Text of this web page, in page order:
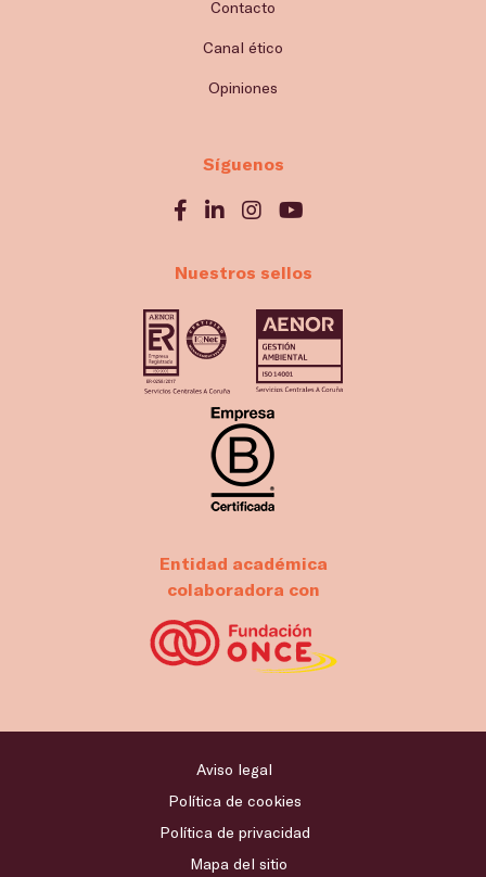
Contacto
Canal ético
Opiniones
Síguenos
Nuestros sellos
Entidad académica
colaboradora con
Aviso legal
Política de cookies
Política de privacidad
Mapa del sitio